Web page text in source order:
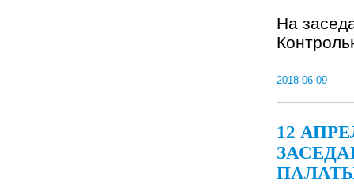
На
2018-06-09
12